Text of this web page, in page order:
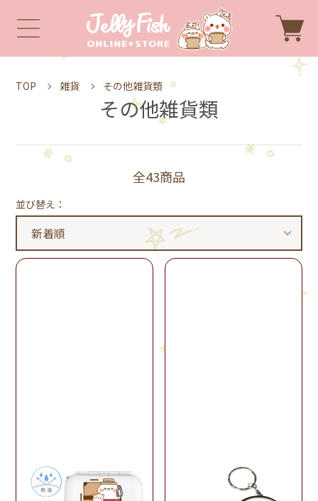
TOP 雑貨 その他雑貨類
その他雑貨類
全43商品
並び替え：